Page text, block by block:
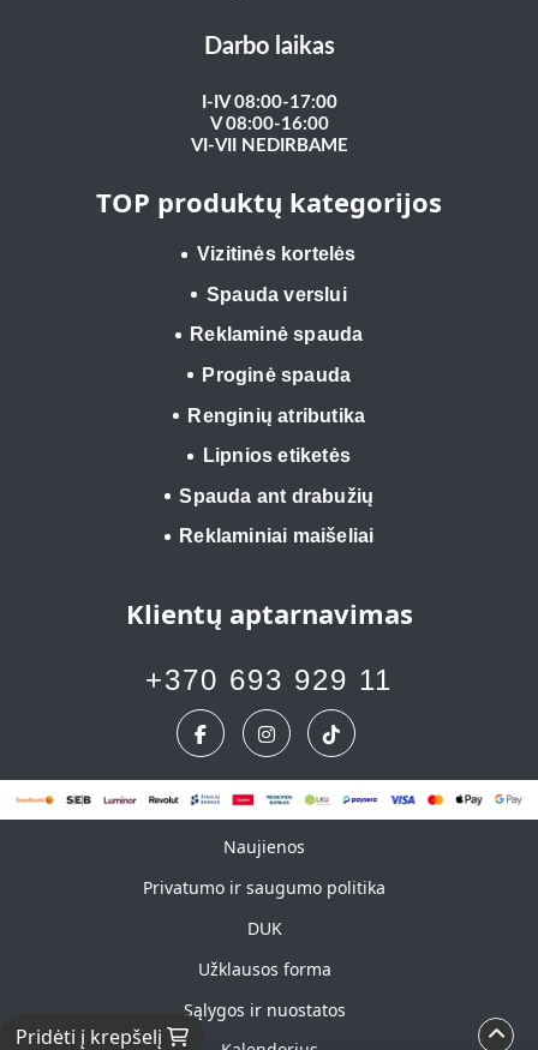
Pridėti į krepšelį
Darbo laikas
I-IV 08:00-17:00
V 08:00-16:00
VI-VII NEDIRBAME
TOP produktų kategorijos
Vizitinės kortelės
Spauda verslui
Reklaminė spauda
Proginė spauda
Renginių atributika
Lipnios etiketės
Spauda ant drabužių
Reklaminiai maišeliai
Klientų aptarnavimas
+370 693 929 11
Naujienos
Naujienos
Privatumo ir saugumo politika
DUK
Užklausos forma
Sąlygos ir nuostatos